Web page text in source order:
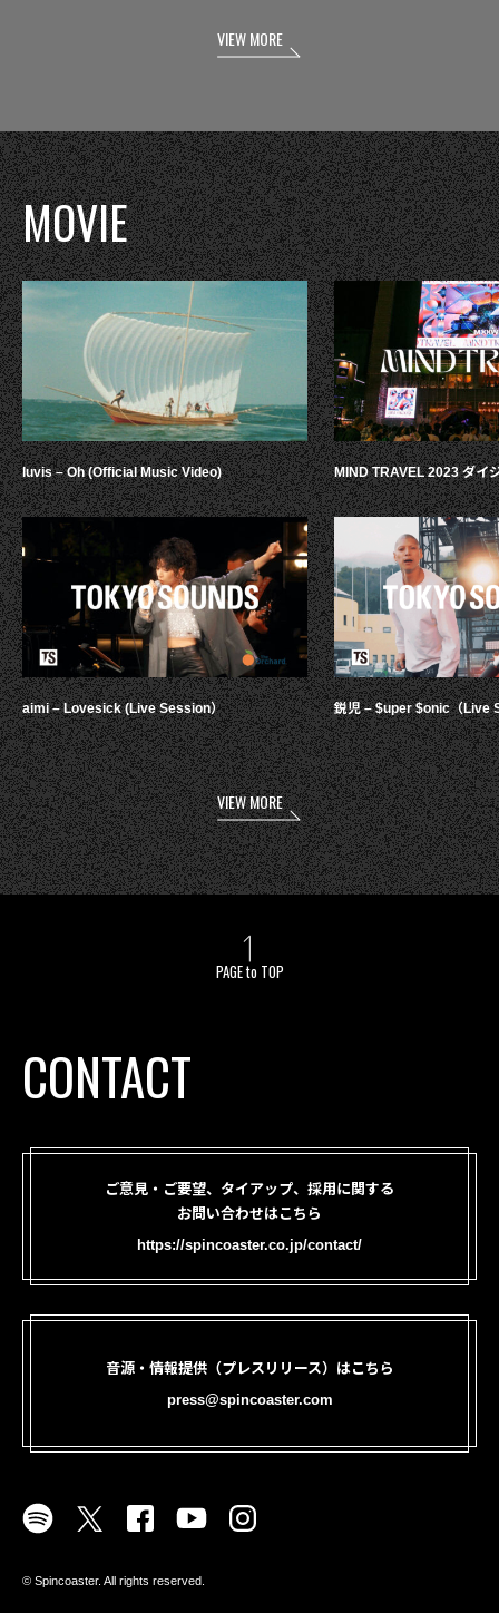
VIEW MORE
MOVIE
luvis – Oh (Official Music Video)
aimi – Lovesick (Live Session）
MIND TRAVEL 2023 ダイ
鋭児 – $uper $onic（Live
VIEW MORE
PAGE to TOP
CONTACT
ご意見・ご要望、タイアップ、採用に関する
お問い合わせはこちら
https://spincoaster.co.jp/contact/
音源・情報提供（プレスリリース）はこちら
press@spincoaster.com
©︎ Spincoaster. All rights reserved.